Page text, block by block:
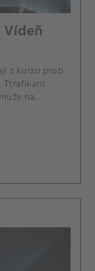
z kurzu proti
Ttrafikant
na